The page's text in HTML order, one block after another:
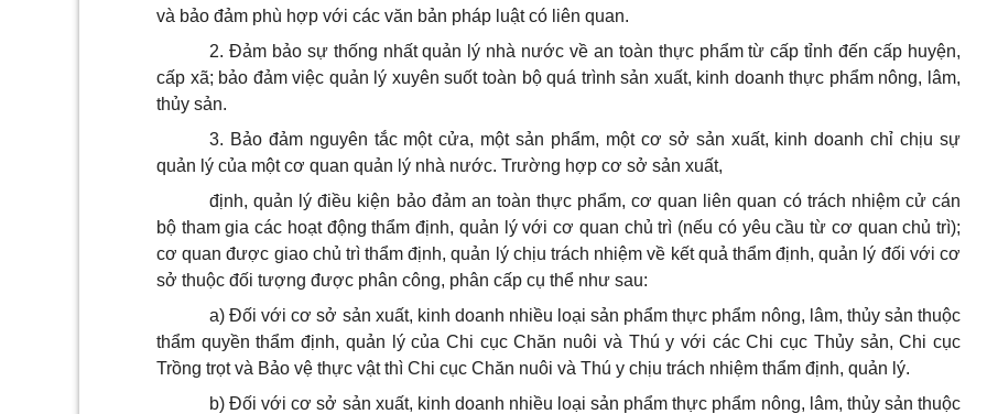
và bảo đảm phù hợp với các văn bản pháp luật có liên quan.
2. Đảm bảo sự thống nhất quản lý nhà nước về an toàn thực phẩm từ cấp tỉnh đến cấp huyện,
cấp xã; bảo đảm việc quản lý xuyên suốt toàn bộ quá trình sản xuất, kinh doanh thực phẩm nông, lâm,
thủy sản.
3. Bảo đảm nguyên tắc một cửa, một sản phẩm, một cơ sở sản xuất, kinh doanh chỉ chịu sự
quản lý của một cơ quan quản lý nhà nước. Trường hợp cơ sở sản xuất,
định, quản lý điều kiện bảo đảm an toàn thực phẩm, cơ quan liên quan có trách nhiệm cử cán
bộ tham gia các hoạt động thẩm định, quản lý với cơ quan chủ trì (nếu có yêu cầu từ cơ quan chủ trì);
cơ quan được giao chủ trì thẩm định, quản lý chịu trách nhiệm về kết quả thẩm định, quản lý đối với cơ
sở thuộc đối tượng được phân công, phân cấp cụ thể như sau:
a) Đối với cơ sở sản xuất, kinh doanh nhiều loại sản phẩm thực phẩm nông, lâm, thủy sản thuộc
thẩm quyền thẩm định, quản lý của Chi cục Chăn nuôi và Thú y với các Chi cục Thủy sản, Chi cục
Trồng trọt và Bảo vệ thực vật thì Chi cục Chăn nuôi và Thú y chịu trách nhiệm thẩm định, quản lý.
b) Đối với cơ sở sản xuất, kinh doanh nhiều loại sản phẩm thực phẩm nông, lâm, thủy sản thuộc